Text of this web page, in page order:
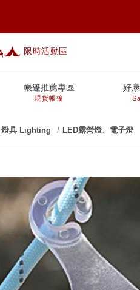
限時活動區
帳篷推薦專區
現貨帳篷
好
燈具 Lighting LED露營燈、電子燈